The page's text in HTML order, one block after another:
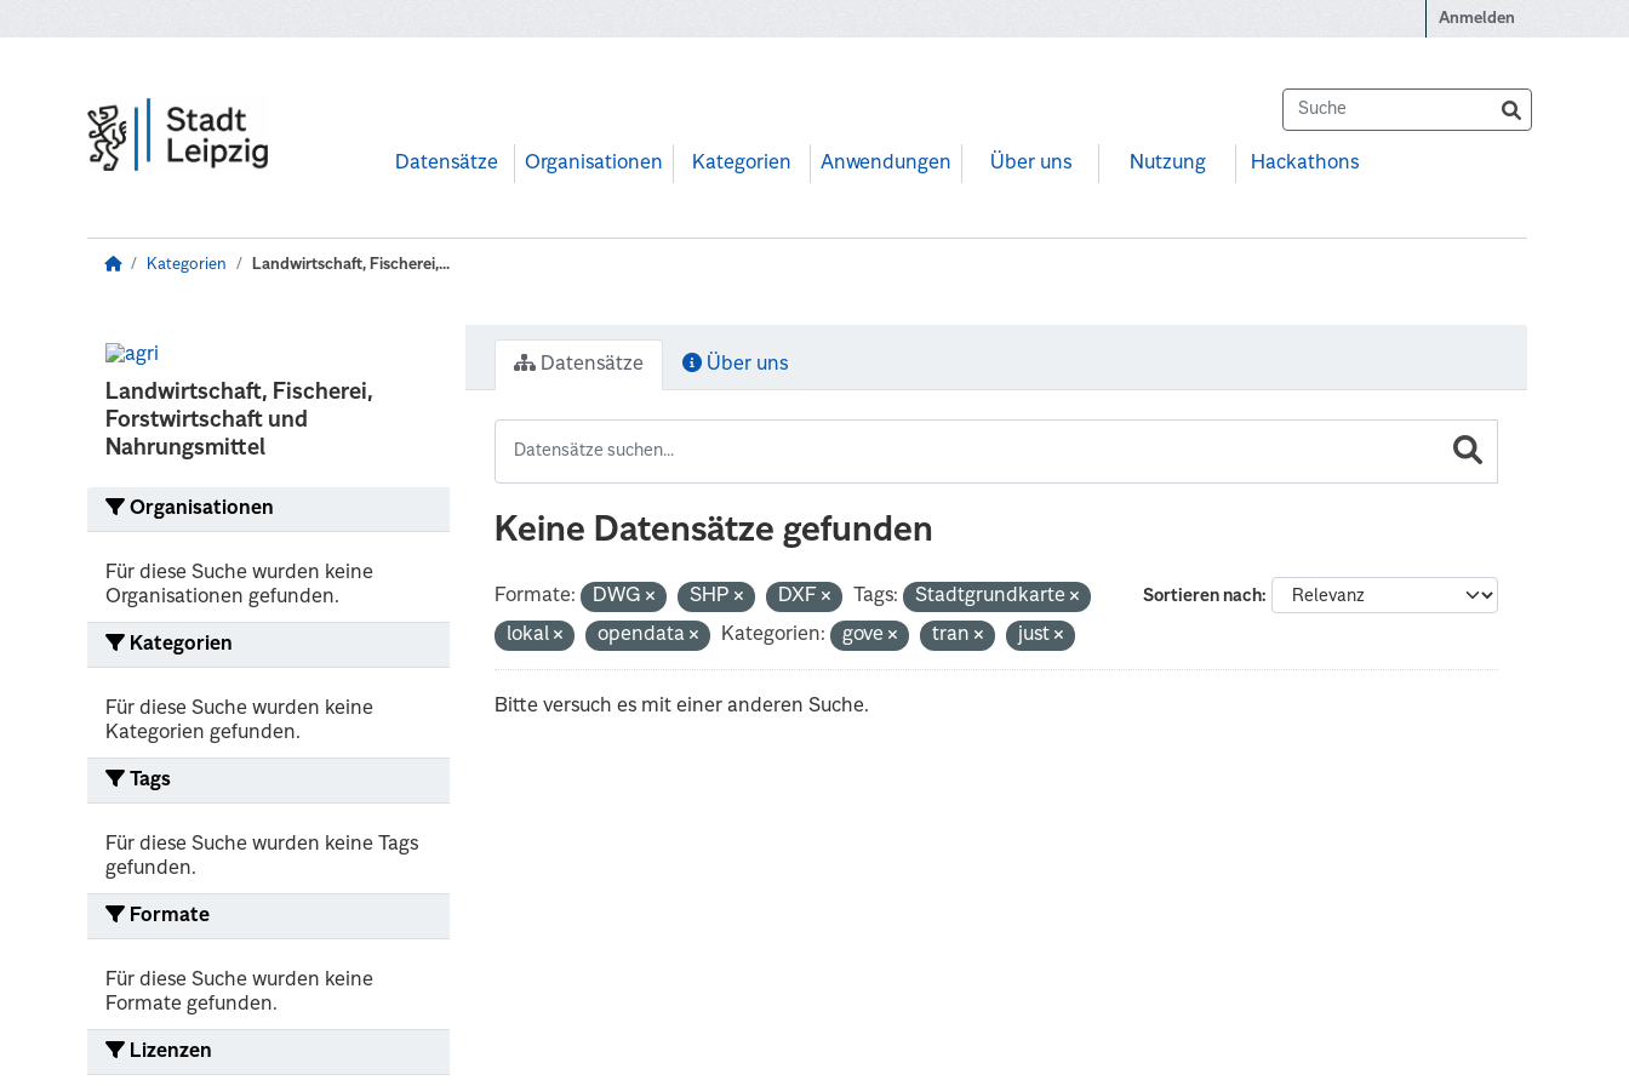
Anmelden
Datensätze Organisationen Kategorien Anwendungen Über uns Nutzung Hackathons
Kategorien Landwirtschaft, Fischerei,...
Landwirtschaft, Fischerei,
Forstwirtschaft und
Nahrungsmittel
Organisationen
Für diese Suche wurden keine
Organisationen gefunden.
Kategorien
Für diese Suche wurden keine
Kategorien gefunden.
Tags
Für diese Suche wurden keine Tags
gefunden.
Formate
Für diese Suche wurden keine
Formate gefunden.
Lizenzen
Datensätze Über uns
Keine Datensätze gefunden
Sortieren nach
Formate: DWG SHP DXF Tags:
Stadtgrundkarte
lokal
opendata Kategorien: gove tran just
Bitte versuch es mit einer anderen Suche.